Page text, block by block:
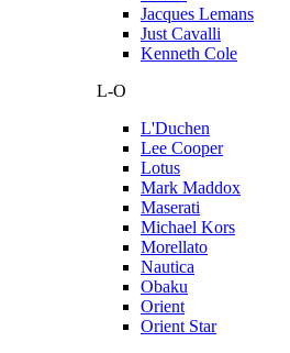
Jacques Lemans
Just Cavalli
Kenneth Cole
L-O
L'Duchen
Lee Cooper
Lotus
Mark Maddox
Maserati
Michael Kors
Morellato
Nautica
Obaku
Orient
Orient Star